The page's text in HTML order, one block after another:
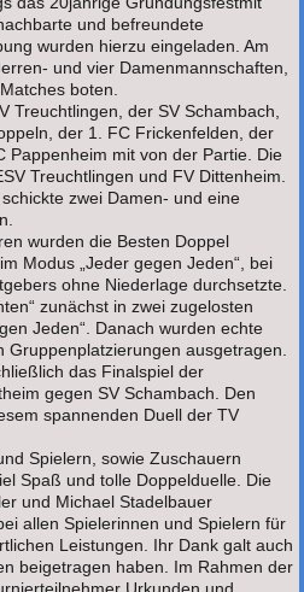
und befreundete
wurden hierzu eingeladen. Am
und vier Damenmannschaften,
boten.
Treuchtlingen, der SV Schambach,
der 1. FC Frickenfelden, der
Pappenheim mit von der Partie. Die
Treuchtlingen und FV Dittenheim.
zwei Damen- und eine
wurden die Besten Doppel
Modus „Jeder gegen Jeden“, bei
ohne Niederlage durchsetzte.
zunächst in zwei zugelosten
Jeden“. Danach wurden echte
Gruppenplatzierungen ausgetragen.
das Finalspiel der
gegen SV Schambach. Den
spannenden Duell der TV
Spielern, sowie Zuschauern
Spaß und tolle Doppelduelle. Die
und Michael Stadelbauer
allen Spielerinnen und Spielern für
Leistungen. Ihr Dank galt auch
beigetragen haben. Im Rahmen der